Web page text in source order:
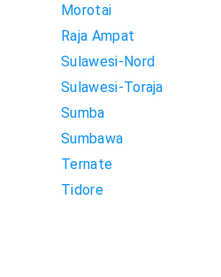
Morotai
Raja Ampat
Sulawesi-Nord
Sulawesi-Toraja
Sumba
Sumbawa
Ternate
Tidore